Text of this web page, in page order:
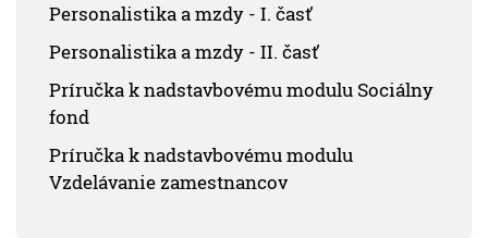
Personalistika a mzdy - I. časť
Personalistika a mzdy - II. časť
Príručka k nadstavbovému modulu Sociálny
fond
Príručka k nadstavbovému modulu
Vzdelávanie zamestnancov